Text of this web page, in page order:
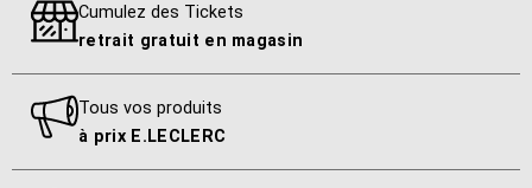
Numérisation instantanée
Spécifications détaillées
Cumulez des Tickets
retrait gratuit en magasin
Tous vos produits
à prix E.LECLERC